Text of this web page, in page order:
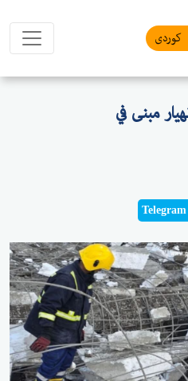
کوردی
مبنى في
Telegram